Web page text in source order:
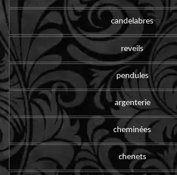
candelabres
reveils
pendules
argenterie
cheminées
chenets